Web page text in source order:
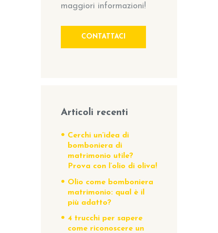
maggiori informazioni!
CONTATTACI
Articoli recenti
Cerchi un’idea di
bomboniera di
matrimonio utile?
Prova con l’olio di oliva!
Olio come bomboniera
matrimonio: qual è il
più adatto?
4 trucchi per sapere
come riconoscere un